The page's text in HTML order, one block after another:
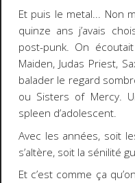
Et puis le metal... Non
quinze ans j’avais
post-punk. On
Maiden, Judas Priest,
balader le regard
ou Sisters of Mercy.
spleen d’adolescent.
Avec les années, soit
s’altère, soit la sénilité
Et c’est comme ça